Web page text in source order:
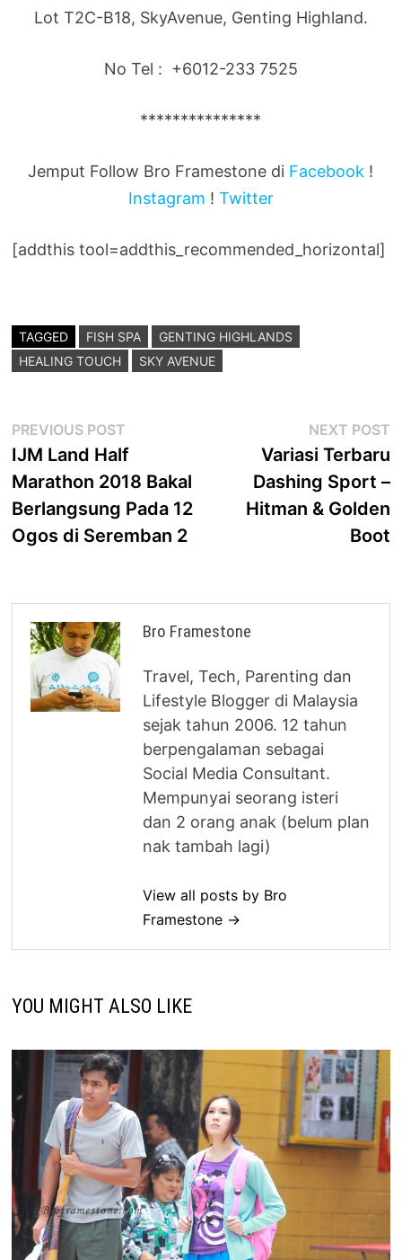
Lot T2C-B18, SkyAvenue, Genting Highland.
No Tel : +6012-233 7525
***************
Jemput Follow Bro Framestone di Facebook !
Instagram ! Twitter
[addthis tool=addthis_recommended_horizontal]
TAGGED FISH SPA
GENTING HIGHLANDS
HEALING TOUCH
SKY AVENUE
Post
navigation
PREVIOUS POST
post:
IJM Land Half
Marathon 2018 Bakal
Berlangsung Pada 12
Ogos di Seremban 2
NEXT POST
Variasi Terbaru
Dashing Sport –
Hitman & Golden
Boot
Bro Framestone
Travel, Tech, Parenting dan
Lifestyle Blogger di Malaysia
sejak tahun 2006. 12 tahun
berpengalaman sebagai
Social Media Consultant.
Mempunyai seorang isteri
dan 2 orang anak (belum plan
nak tambah lagi)
View all posts by Bro
Framestone →
YOU MIGHT ALSO LIKE